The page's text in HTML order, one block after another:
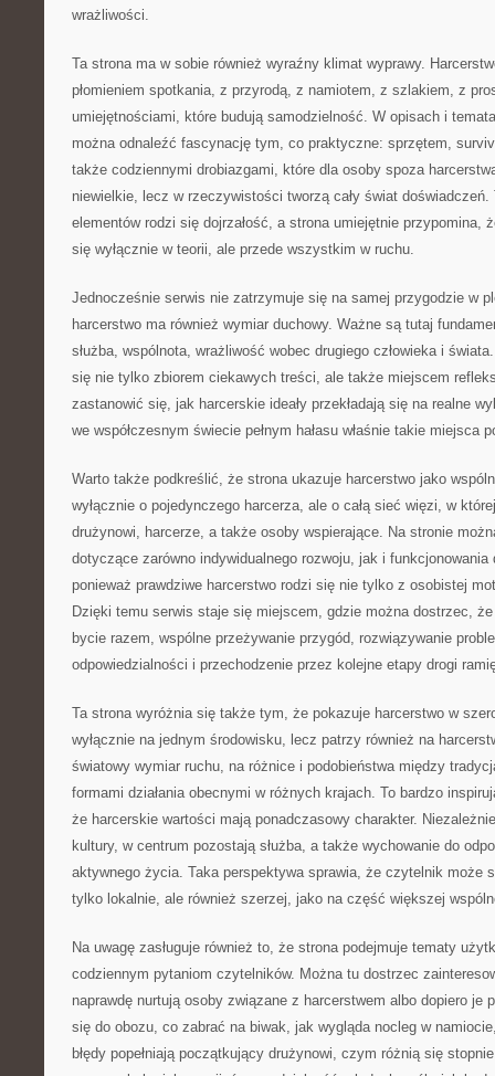
wrażliwości.
Ta strona ma w sobie również wyraźny klimat wyprawy.
płomieniem spotkania, z przyrodą, z namiotem, z szlakiem, z
umiejętnościami, które budują samodzielność. W opisach i
można odnaleźć fascynację tym, co praktyczne: sprzętem,
także codziennymi drobiazgami, które dla osoby spoza
niewielkie, lecz w rzeczywistości tworzą cały świat doświadczeń.
elementów rodzi się dojrzałość, a strona umiejętnie przypomina,
się wyłącznie w teorii, ale przede wszystkim w ruchu.
Jednocześnie serwis nie zatrzymuje się na samej przygodzie w
harcerstwo ma również wymiar duchowy. Ważne są tutaj
służba, wspólnota, wrażliwość wobec drugiego człowieka i
się nie tylko zbiorem ciekawych treści, ale także miejscem
zastanowić się, jak harcerskie ideały przekładają się na realne
we współczesnym świecie pełnym hałasu właśnie takie miejsca
Warto także podkreślić, że strona ukazuje harcerstwo jako
wyłącznie o pojedynczego harcerza, ale o całą sieć więzi, w
drużynowi, harcerze, a także osoby wspierające. Na stronie
dotyczące zarówno indywidualnego rozwoju, jak i
ponieważ prawdziwe harcerstwo rodzi się nie tylko z osobistej
Dzięki temu serwis staje się miejscem, gdzie można dostrzec,
bycie razem, wspólne przeżywanie przygód, rozwiązywanie
odpowiedzialności i przechodzenie przez kolejne etapy drogi
Ta strona wyróżnia się także tym, że pokazuje harcerstwo w
wyłącznie na jednym środowisku, lecz patrzy również na
światowy wymiar ruchu, na różnice i podobieństwa między
formami działania obecnymi w różnych krajach. To bardzo
że harcerskie wartości mają ponadczasowy charakter.
kultury, w centrum pozostają służba, a także wychowanie do
aktywnego życia. Taka perspektywa sprawia, że czytelnik może
tylko lokalnie, ale również szerzej, jako na część większej
Na uwagę zasługuje również to, że strona podejmuje tematy
codziennym pytaniom czytelników. Można tu dostrzec
naprawdę nurtują osoby związane z harcerstwem albo dopiero je
się do obozu, co zabrać na biwak, jak wygląda nocleg w
błędy popełniają początkujący drużynowi, czym różnią się